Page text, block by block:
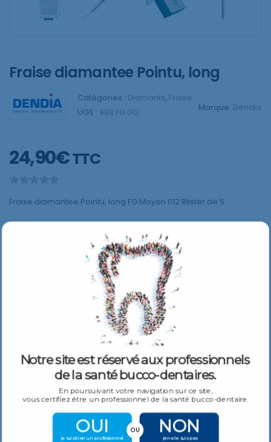
Fraise diamantee Pointu, long
Catégories : Diamants, Fraise
UGS : 888.FG.012 Marque: Dendia
24,90€TTC
Fraise diamantee Pointu, long FG Moyen 012 Blister de 5
AJOUTER AU PANIER
Spécifications
Fraise diamantee Pointu, long FG Moyen 012 Blister de 5
Produits Similaires Plus De Produits
Notre site est réservé aux professionnels
de la santé bucco-dentaires.
En poursuivant votre navigation sur ce site,
vous certifiez être un professionnel de la santé bucco-dentaire.
OUI
je suis bien un professionnel
NON
je ne le suis pas
OU